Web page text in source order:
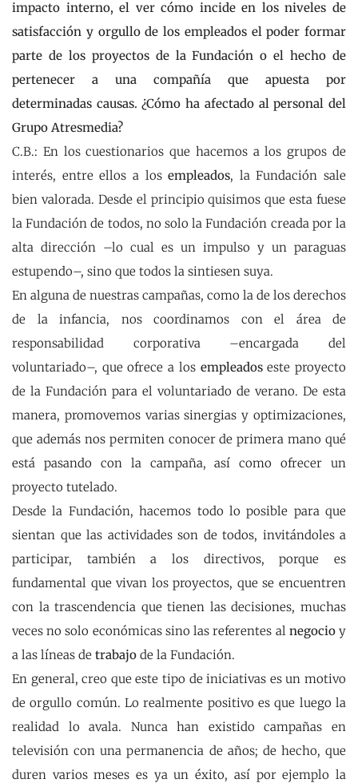
impacto interno, el ver cómo incide en los niveles de
satisfacción y orgullo de los empleados el poder formar
parte de los proyectos de la Fundación o el hecho de
pertenecer a una compañía que apuesta por
determinadas causas. ¿Cómo ha afectado al personal del
Grupo Atresmedia?
C.B.: En los cuestionarios que hacemos a los grupos de
interés, entre ellos a losempleados, la Fundación sale
bien valorada. Desde el principio quisimos que esta fuese
la Fundación de todos, no solo la Fundación creada por la
alta dirección –lo cual es un impulso y un paraguas
estupendo–, sino que todos la sintiesen suya.
En alguna de nuestras campañas, como la de los derechos
de la infancia, nos coordinamos con el área de
responsabilidad corporativa –encargada del
voluntariado–, que ofrece a los empleadoseste proyecto
de la Fundación para el voluntariado de verano. De esta
manera, promovemos varias sinergias y optimizaciones,
que además nos permiten conocer de primera mano qué
está pasando con la campaña, así como ofrecer un
proyecto tutelado.
Desde la Fundación, hacemos todo lo posible para que
sientan que las actividades son de todos, invitándoles a
participar, también a los directivos, porque es
fundamental que vivan los proyectos, que se encuentren
con la trascendencia que tienen las decisiones, muchas
veces no solo económicas sino las referentes al negocioy
a las líneas de trabajo de la Fundación.
En general, creo que este tipo de iniciativas es un motivo
de orgullo común. Lo realmente positivo es que luego la
realidad lo avala. Nunca han existido campañas en
televisión con una permanencia de años; de hecho, que
duren varios meses es ya un éxito, así por ejemplo la